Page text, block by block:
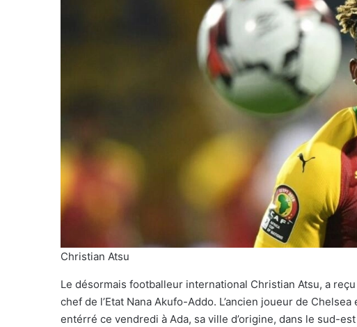
Christian Atsu
Le désormais footballeur international Christian Atsu, a
chef de l’Etat Nana Akufo-Addo. L’ancien joueur de
entérré ce vendredi à Ada, sa ville d’origine, dans le sud-est